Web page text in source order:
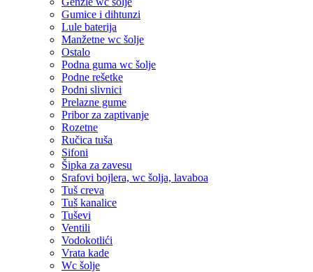
Gumice i dihtunzi
Lule baterija
Manžetne wc šolje
Ostalo
Podna guma wc šolje
Podne rešetke
Podni slivnici
Prelazne gume
Pribor za zaptivanje
Rozetne
Ručica tuša
Sifoni
Šipka za zavesu
Srafovi bojlera, wc šolja, lavaboa
Tuš creva
Tuš kanalice
Tuševi
Ventili
Vodokotlići
Vrata kade
Wc šolje